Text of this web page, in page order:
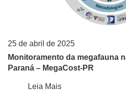
25 de abril de 2025
Monitoramento da megafauna
Paraná – MegaCost-PR
Leia Mais